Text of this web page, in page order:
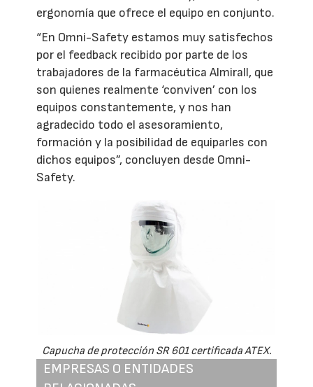
ergonomía que ofrece el equipo en conjunto.
“En Omni-Safety estamos muy satisfechos
por el feedback recibido por parte de los
trabajadores de la farmacéutica Almirall, que
son quienes realmente ‘conviven’ con los
equipos constantemente, y nos han
agradecido todo el asesoramiento,
formación y la posibilidad de equiparles con
dichos equipos”, concluyen desde Omni-
Safety.
Capucha de protección SR 601 certificada ATEX.
EMPRESAS O ENTIDADES